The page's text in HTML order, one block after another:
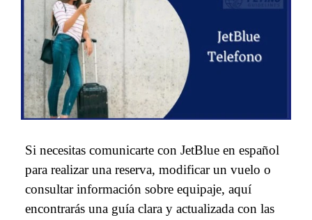
Si necesitas comunicarte con JetBlue en español
para realizar una reserva, modificar un vuelo o
consultar información sobre equipaje, aquí
encontrarás una guía clara y actualizada con las